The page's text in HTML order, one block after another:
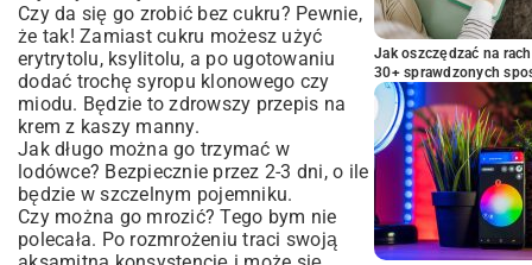
Czy da się go zrobić bez cukru? Pewnie,
że tak! Zamiast cukru możesz użyć
erytrytolu, ksylitolu, a po ugotowaniu
dodać trochę syropu klonowego czy
miodu. Będzie to zdrowszy przepis na
krem z kaszy manny.
Jak długo można go trzymać w
lodówce? Bezpiecznie przez 2-3 dni, o ile
będzie w szczelnym pojemniku.
Czy można go mrozić? Tego bym nie
polecała. Po rozmrożeniu traci swoją
Jak oszczędzać na
30+ sprawdzonych